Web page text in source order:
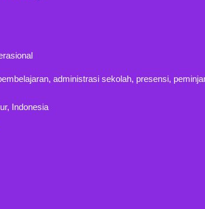
administrasi sekolah, presensi,
Indonesia